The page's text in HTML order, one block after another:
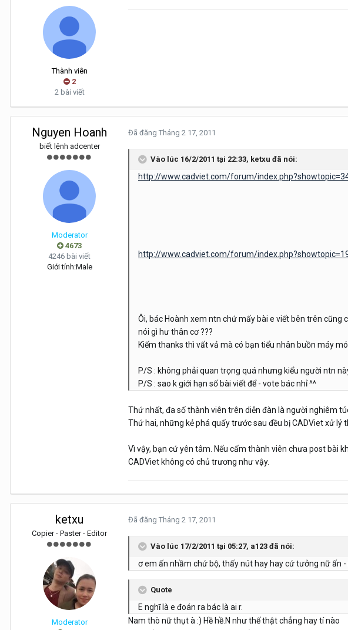
Thành viên
2
2 bài viết
Nguyen Hoanh
biết lệnh adcenter
Moderator
4673
4246 bài viết
Giới tính:Male
Đã đăng Tháng 2 17, 2011
Vào lúc 16/2/2011 tại 22:33, ketxu đã nói:
http://www.cadviet.com/forum/
http://www.cadviet.com/forum/
Ôi, bác Hoành xem ntn chứ mấy bài e viết bên trên cũng
nói gì hư thân cơ ???
Kiếm thanks thì vất vả mà có bạn tiểu nhân buồn máy
P/S : không phải quan trọng quá nhưng kiểu người ntn
P/S : sao k giới hạn số bài viết để - vote bác nhỉ ^^
Thứ nhất, đa số thành viên trên diễn đàn là người nghiêm
Thứ hai, những kẻ phá quấy trước sau đều bị CADViet xử lý
Vì vậy, bạn cứ yên tâm. Nếu cấm thành viên chưa post bài
CADViet không có chủ trương như vậy.
ketxu
Copier - Paster - Editor
Moderator
Đã đăng Tháng 2 17, 2011
Vào lúc 17/2/2011 tại 05:27, a123 đã nói:
ơ em ấn nhầm chứ bộ, thấy nút hay hay cứ tưởng nữ ấn
Quote
E nghĩ là e đoán ra bác là ai r.
Nam thò nữ thụt à :) Hề hề.N như thế thật chẳng hay tí nào